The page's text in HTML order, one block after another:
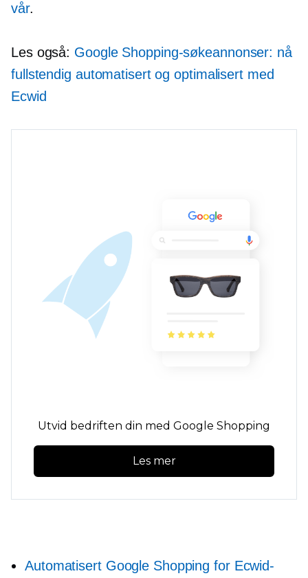
vår.
Les også: Google Shopping-søkeannonser: nå
fullstendig automatisert og optimalisert med
Ecwid
Utvid bedriften din med Google Shopping
Les mer
Automatisert Google Shopping for Ecwid-